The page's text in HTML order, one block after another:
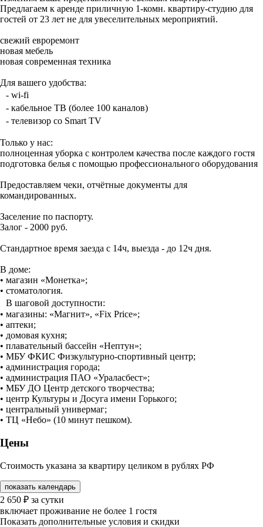
Предлагаем к аренде приличную 1-комн. квартиру-студию для
гостей от 23 лет не для увеселительных мероприятий.
свежий евроремонт
новая мебель
новая современная техника
Для вашего удобства:
- wi-fi
- кабельное ТВ (более 100 каналов)
- телевизор со Smart TV
Только у нас:
полноценная уборка с контролем качества после каждого гостя
подготовка белья с помощью профессионального оборудования
Предоставляем чеки, отчётные документы для
командированных.
Заселение по паспорту.
Залог - 2000 руб.
Стандартное время заезда с 14ч, выезда - до 12ч дня.
В доме:
• магазин «Монетка»;
• стоматология.
В шаговой доступности:
• магазины: «Магнит», «Fix Price»;
• аптеки;
• домовая кухня;
• плавательный бассейн «Нептун»;
• МБУ ФКИС Физкультурно-спортивный центр;
• администрация города;
• администрация ПАО «Ураласбест»;
• МБУ ДО Центр детского творчества;
• центр Культуры и Досуга имени Горького;
• центральный универмаг;
• ТЦ «Небо» (10 минут пешком).
Цены
Стоимость указана за квартиру целиком в рублях РФ
показать календарь
2 650 ₽ за сутки
включает проживание не более 1 гостя
Показать дополнительные условия и скидки